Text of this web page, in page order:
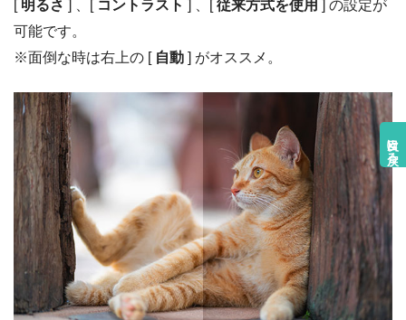
目次に戻る
[ 明るさ ] 、[ コントラスト ] 、[従来方式を使用 ] の設定が
可能です。
※面倒な時は右上の [ 自動 ] がオススメ。